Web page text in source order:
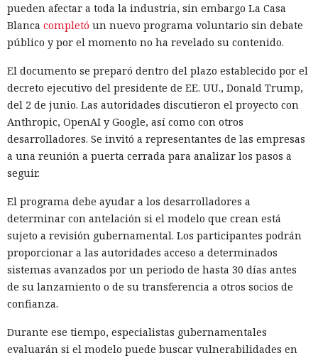
pueden afectar a toda la industria, sin embargo La Casa
Blanca completó un nuevo programa voluntario sin debate
público y por el momento no ha revelado su contenido.
El documento se preparó dentro del plazo establecido por el
decreto ejecutivo del presidente de EE. UU., Donald Trump,
del 2 de junio. Las autoridades discutieron el proyecto con
Anthropic, OpenAI y Google, así como con otros
desarrolladores. Se invitó a representantes de las empresas
a una reunión a puerta cerrada para analizar los pasos a
seguir.
El programa debe ayudar a los desarrolladores a
determinar con antelación si el modelo que crean está
sujeto a revisión gubernamental. Los participantes podrán
proporcionar a las autoridades acceso a determinados
sistemas avanzados por un periodo de hasta 30 días antes
de su lanzamiento o de su transferencia a otros socios de
confianza.
Durante ese tiempo, especialistas gubernamentales
evaluarán si el modelo puede buscar vulnerabilidades en